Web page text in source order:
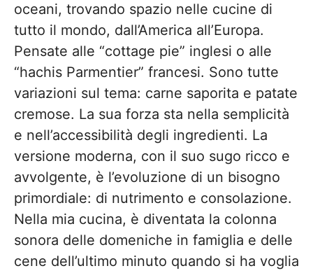
oceani, trovando spazio nelle cucine di
tutto il mondo, dall’America all’Europa.
Pensate alle “cottage pie” inglesi o alle
“hachis Parmentier” francesi. Sono tutte
variazioni sul tema: carne saporita e patate
cremose. La sua forza sta nella semplicità
e nell’accessibilità degli ingredienti. La
versione moderna, con il suo sugo ricco e
avvolgente, è l’evoluzione di un bisogno
primordiale: di nutrimento e consolazione.
Nella mia cucina, è diventata la colonna
sonora delle domeniche in famiglia e delle
cene dell’ultimo minuto quando si ha voglia